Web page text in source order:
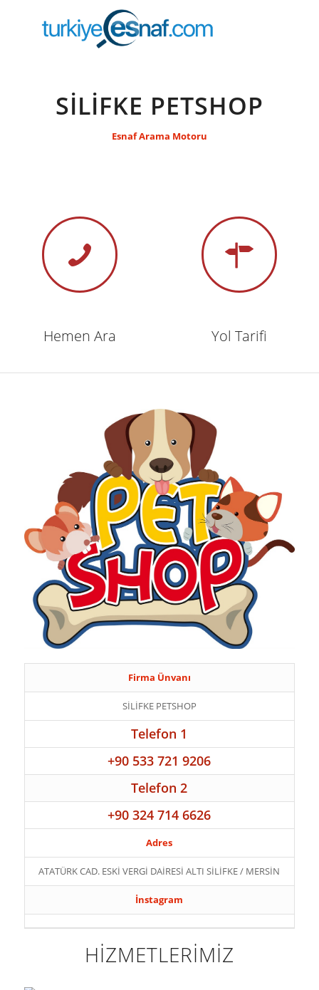
SİLİFKE PETSHOP
Esnaf Arama Motoru
Hemen Ara Yol Tarifi
Firma Ünvanı
SİLİFKE PETSHOP
Telefon 1
+90 533 721 9206
Telefon 2
+90 324 714 6626
Adres
ATATÜRK CAD. ESKİ VERGİ DAİRESİ ALTI SİLİFKE / MERSİN
İnstagram
HİZMETLERİMİZ